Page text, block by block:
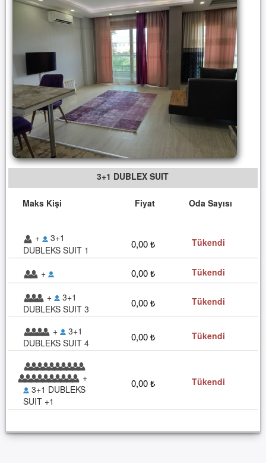
3+1 DUBLEX SUIT
Maks Kişi Fiyat Oda Sayısı
+
3+1
DUBLEKS SUIT 1
0,00 ₺ Tükendi
+ 0,00 ₺ Tükendi
+
3+1
DUBLEKS SUIT 3
0,00 ₺ Tükendi
+
3+1
DUBLEKS SUIT 4
0,00 ₺ Tükendi
+
3+1 DUBLEKS
SUIT +1
0,00 ₺ Tükendi